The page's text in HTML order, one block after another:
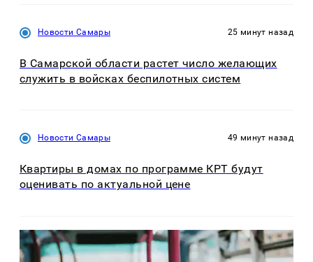
Новости Самары 25 минут назад
В Самарской области растет число желающих
служить в войсках беспилотных систем
Новости Самары 49 минут назад
Квартиры в домах по программе КРТ будут
оценивать по актуальной цене